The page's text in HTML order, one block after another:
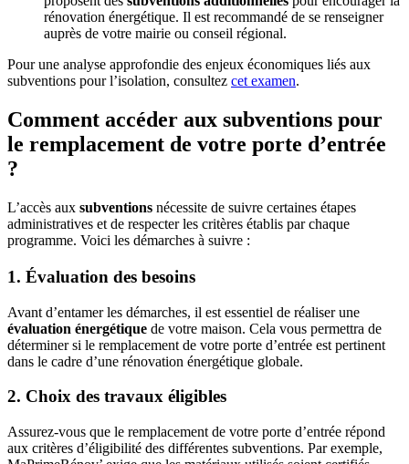
rénovation énergétique. Il est recommandé de se renseigner
auprès de votre mairie ou conseil régional.
Pour une analyse approfondie des enjeux économiques liés aux
subventions pour l’isolation, consultez cet examen.
Comment accéder aux subventions pour
le remplacement de votre porte d’entrée
?
L’accès aux subventions nécessite de suivre certaines étapes
administratives et de respecter les critères établis par chaque
programme. Voici les démarches à suivre :
1. Évaluation des besoins
Avant d’entamer les démarches, il est essentiel de réaliser une
évaluation énergétique de votre maison. Cela vous permettra de
déterminer si le remplacement de votre porte d’entrée est pertinent
dans le cadre d’une rénovation énergétique globale.
2. Choix des travaux éligibles
Assurez-vous que le remplacement de votre porte d’entrée répond
aux critères d’éligibilité des différentes subventions. Par exemple,